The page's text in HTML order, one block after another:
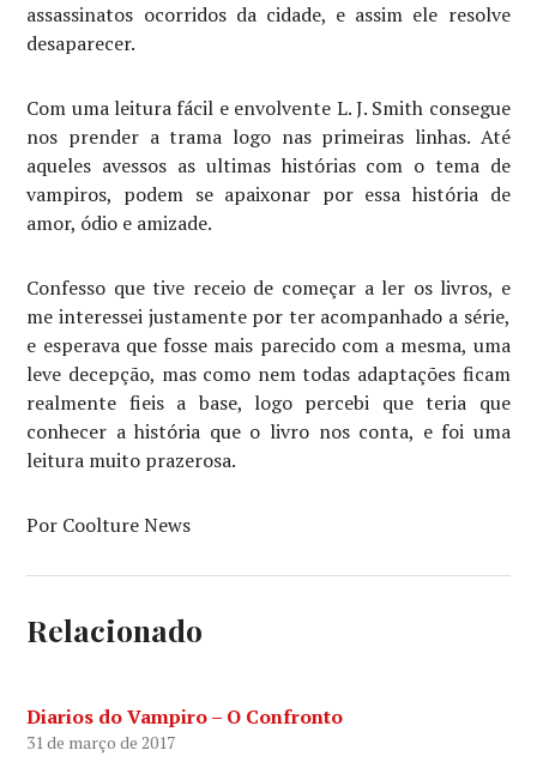
assassinatos ocorridos da cidade, e assim ele resolve
desaparecer.
Com uma leitura fácil e envolvente L. J. Smith consegue
nos prender a trama logo nas primeiras linhas. Até
aqueles avessos as ultimas histórias com o tema de
vampiros, podem se apaixonar por essa história de
amor, ódio e amizade.
Confesso que tive receio de começar a ler os livros, e
me interessei justamente por ter acompanhado a série,
e esperava que fosse mais parecido com a mesma, uma
leve decepção, mas como nem todas adaptações ficam
realmente fieis a base, logo percebi que teria que
conhecer a história que o livro nos conta, e foi uma
leitura muito prazerosa.
Por Coolture News
Relacionado
Diarios do Vampiro – O Confronto
31 de março de 2017